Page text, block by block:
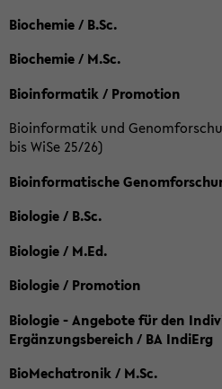
Biochemie / B.Sc.
Biochemie / M.Sc.
Bioinformatik / Promotion
Bioinformatik und
bis WiSe 25/26)
Bioinformatische
Biologie / B.Sc.
Biologie / M.Ed.
Biologie / Promotion
Biologie - Angebote für den
Ergänzungsbereich / BA IndiErg
BioMechatronik / M.Sc.